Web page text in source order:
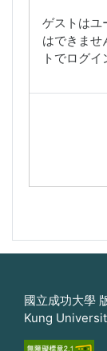
ゲストはユ
はできませ
トでログイ
國立成功大學
Kung